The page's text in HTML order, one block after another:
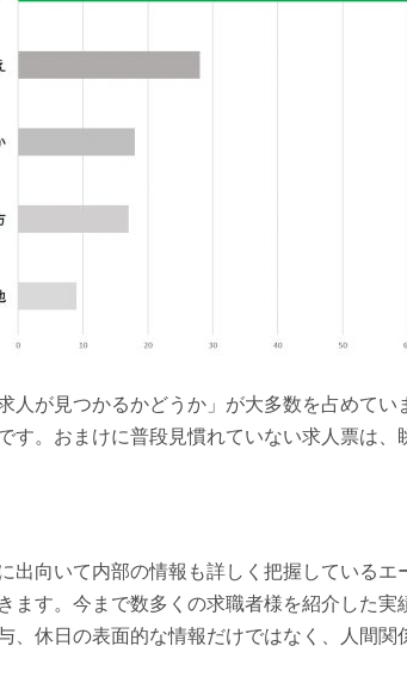
人が見つかるかどうか」が大多数を占めてい
す。おまけに普段見慣れていない求人票は、
出向いて内部の情報も詳しく把握しているエ
ます。今まで数多くの求職者様を紹介した実
、休日の表面的な情報だけではなく、人間関